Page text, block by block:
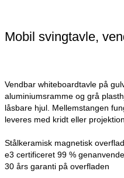
Mobil svingtavle,
Vendbar whiteboardtavle på
aluminiumsramme og grå
låsbare hjul. Mellemstangen
leveres med kridt eller
Stålkeramisk magnetisk
e3 certificeret 99 %
30 års garanti på overfladen